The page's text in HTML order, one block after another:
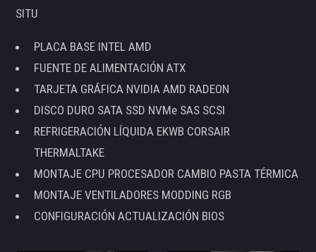
SITU
PLACA BASE INTEL AMD
FUENTE DE ALIMENTACIÓN ATX
TARJETA GRÁFICA NVIDIA AMD RADEON
DISCO DURO SATA SSD NVMe SAS SCSI
REFRIGERACIÓN LÍQUIDA EKWB CORSAIR
THERMALTAKE
MONTAJE CPU PROCESADOR CAMBIO PASTA TÉRMICA
MONTAJE VENTILADORES MODDING RGB
CONFIGURACIÓN ACTUALIZACIÓN BIOS